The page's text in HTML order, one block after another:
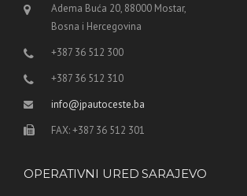
Adema Buća 20, 88000 Mostar,
Bosna i Hercegovina
+387 36 512 300
+387 36 512 310
info@jpautoceste.ba
FAX: +387 36 512 301
OPERATIVNI URED SARAJEVO